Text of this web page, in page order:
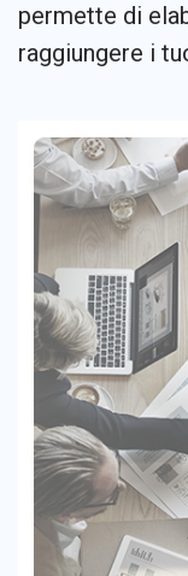
permette di
raggiungere i